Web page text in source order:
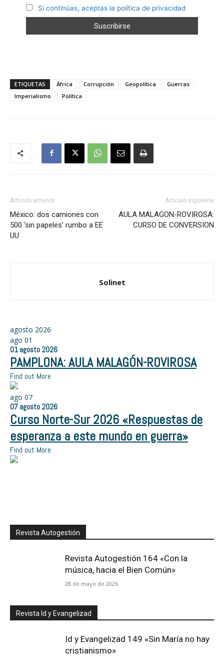
Si continúas, aceptas la política de privacidad
ETIQUETAS África Corrupción Geopolítica
Guerras
Imperialismo
Política
Artículo anterior
México: dos camiones con
500 ‘sin papeles’ rumbo a EE
UU
Artículo siguiente
AULA MALAGON-ROVIROSA:
CURSO DE CONVERSION
Solinet
agosto 2026
ago 01
01 agosto 2026
PAMPLONA: AULA MALAGÓN-ROVIROSA
Find out More
ago 07
07 agosto 2026
Curso Norte-Sur 2026 «Respuestas de
esperanza a este mundo en guerra»
Find out More
Revista Autogestión
Revista Autogestión 164 «Con la
música, hacia el Bien Común»
28 de mayo de 2026
Revista Id y Evangelizad
Id y Evangelizad 149 «Sin María no hay
cristianismo»